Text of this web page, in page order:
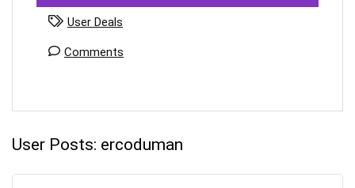
User Deals
Comments
User Posts: ercoduman